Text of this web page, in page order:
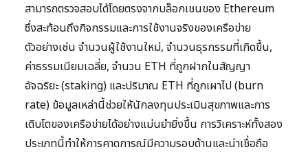
สามารถตรวจสอบได้โดยตรงจากบล็อกเชนของ Ethereum
ซึ่งสะท้อนถึงกิจกรรมและการใช้งานจริงของเครือข่าย
ตัวอย่างเช่น จำนวนผู้ใช้งานใหม่, จำนวนธุรกรรมที่เกิดขึ้น,
ค่าธรรมเนียมเฉลี่ย, จำนวน ETH ที่ถูกฝากในสัญญา
อัจฉริยะ (staking) และปริมาณ ETH ที่ถูกเผาไป (burn
rate) ข้อมูลเหล่านี้ช่วยให้นักลงทุนประเมินสุขภาพและการ
เติบโตของเครือข่ายได้อย่างแม่นยำยิ่งขึ้น การวิเคราะห์ทั้งสอง
ประเภทนี้ทำให้การคาดการณ์มีความรอบด้านและน่าเชื่อถือ